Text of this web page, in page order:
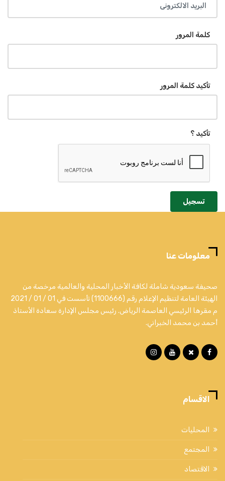
كلمة المرور
تأكيد كلمة المرور
تأكيد ؟
تسجيل
معلومات عنا
صحيفة سعودية شاملة لكافة الأخبار المحلية والعالمية مرخصة من
الهيئة العامة لتنظيم الإعلام رقم (1100666) تأسست في 01 / 01 / 2021
م مقرها الرئيسي العاصمة الرياض. رئيس مجلس الإدارة سعادة الأستاذ
أحمد بن محمد الخبراني.
الاقسام
المحليات
المجتمع
الاقتصاد